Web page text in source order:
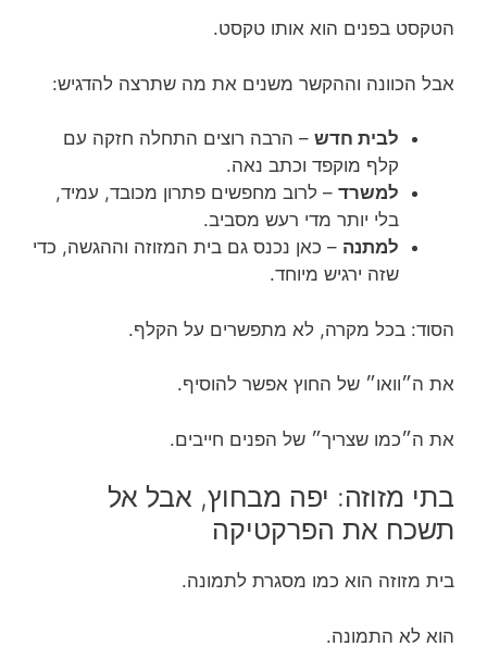
הטקסט בפנים הוא אותו טקסט.
אבל הכוונה וההקשר משנים את מה שתרצה להדגיש:
לבית חדש – הרבה רוצים התחלה חזקה עם
קלף מוקפד וכתב נאה.
למשרד – לרוב מחפשים פתרון מכובד, עמיד,
בלי יותר מדי רעש מסביב.
למתנה – כאן נכנס גם בית המזוזה וההגשה, כדי
שזה ירגיש מיוחד.
הסוד: בכל מקרה, לא מתפשרים על הקלף.
את ה״וואו״ של החוץ אפשר להוסיף.
את ה״כמו שצריך״ של הפנים חייבים.
בתי מזוזה: יפה מבחוץ, אבל אל
תשכח את הפרקטיקה
בית מזוזה הוא כמו מסגרת לתמונה.
הוא לא התמונה.